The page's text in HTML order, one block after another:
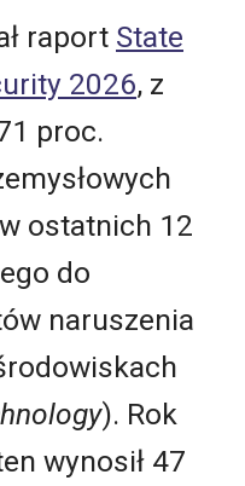
raport State
2026, z
proc.
ostatnich 12
do
naruszenia
). Rok
wynosił 47